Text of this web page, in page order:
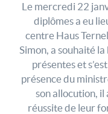
Le mercredi 22
diplômes a eu
centre Haus
Simon, a souhaité
présentes et
présence du
son allocution, il
réussite de leur